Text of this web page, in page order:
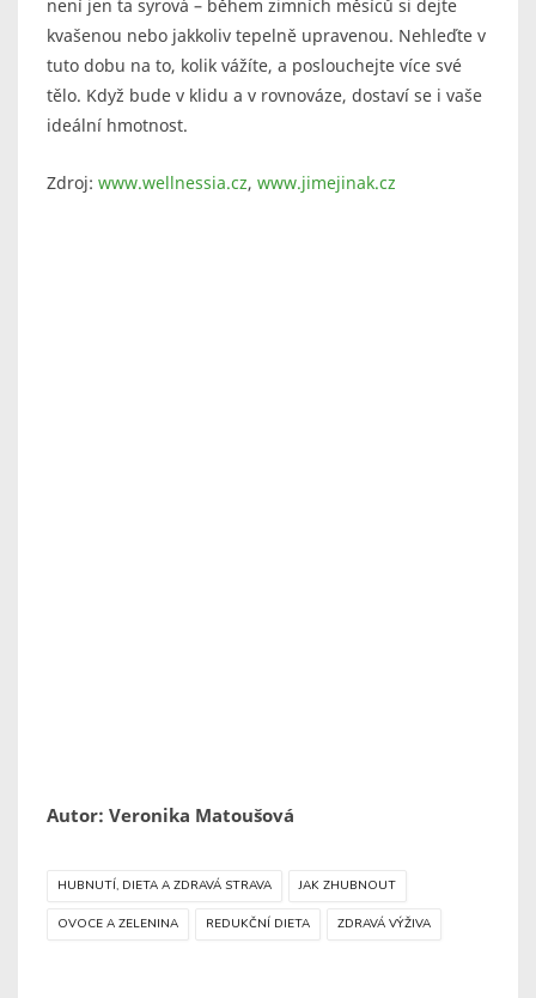
není jen ta syrová – během zimních měsíců si dejte
kvašenou nebo jakkoliv tepelně upravenou. Nehleďte v
tuto dobu na to, kolik vážíte, a poslouchejte více své
tělo. Když bude v klidu a v rovnováze, dostaví se i vaše
ideální hmotnost.
Zdroj: www.wellnessia.cz, www.jimejinak.cz
Autor: Veronika Matoušová
HUBNUTÍ, DIETA A ZDRAVÁ STRAVA JAK ZHUBNOUT
OVOCE A ZELENINA REDUKČNÍ DIETA ZDRAVÁ VÝŽIVA